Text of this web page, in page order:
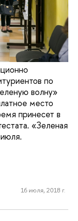
по
волну»
место
принесет в
«Зеленая
16 июля, 2018 г.